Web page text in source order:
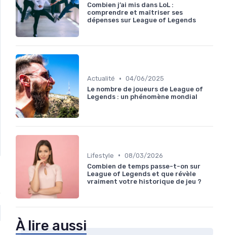
Combien j’ai mis dans LoL :
comprendre et maîtriser ses
dépenses sur League of Legends
Actualité • 04/06/2025
Le nombre de joueurs de League of
Legends : un phénomène mondial
Lifestyle • 08/03/2026
Combien de temps passe-t-on sur
League of Legends et que révèle
vraiment votre historique de jeu ?
À lire aussi